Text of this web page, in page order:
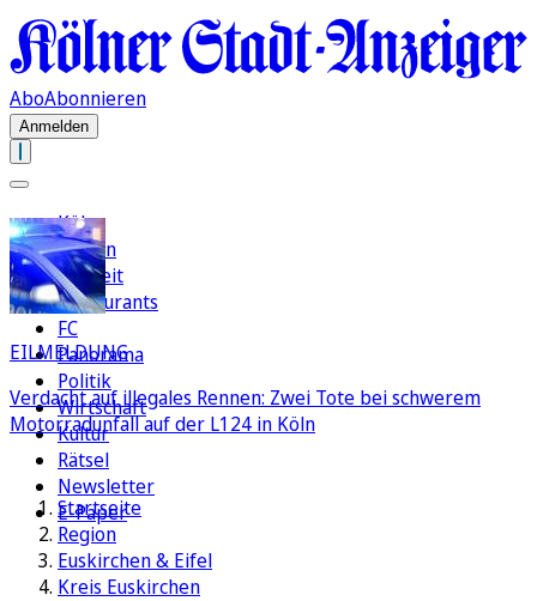
AboAbonnieren
Anmelden
Köln
Region
Freizeit
Restaurants
FC
Panorama
Politik
Wirtschaft
Kultur
Rätsel
Newsletter
E-Paper
EILMELDUNG
Verdacht auf illegales Rennen: Zwei Tote bei schwerem
Motorradunfall auf der L124 in Köln
Startseite
Region
Euskirchen & Eifel
Kreis Euskirchen